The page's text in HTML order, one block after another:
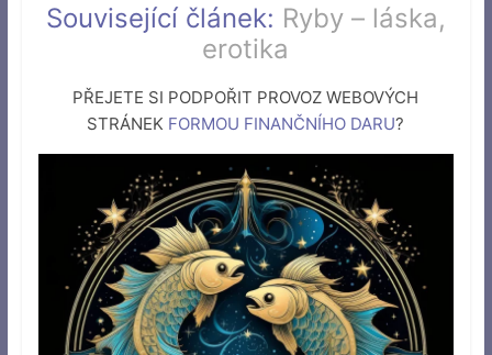
Související článek: Ryby – láska,
erotika
PŘEJETE SI PODPOŘIT PROVOZ WEBOVÝCH
STRÁNEK FORMOU FINANČNÍHO DARU?